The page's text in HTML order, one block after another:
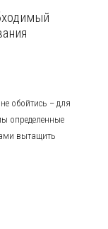
обойтись – для
определенные
вытащить